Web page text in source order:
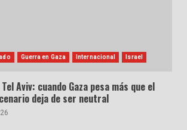
Guerra en Gaza Internacional Israel
Aviv: cuando Gaza pesa más que el
deja de ser neutral